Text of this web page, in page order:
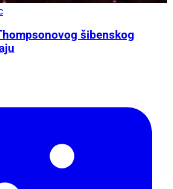
šibenskog